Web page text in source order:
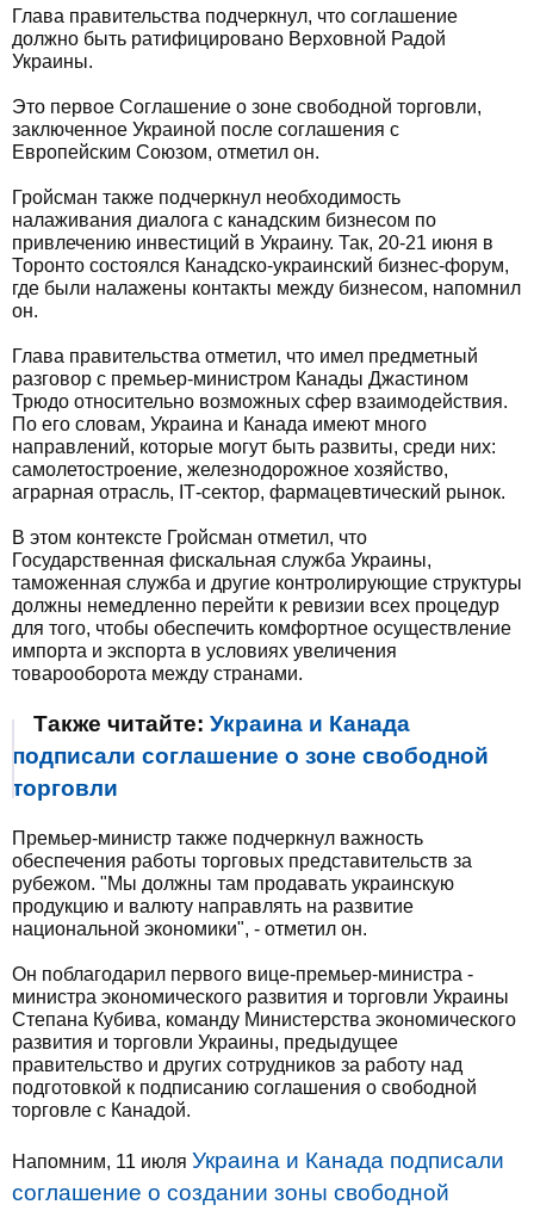
Глава правительства подчеркнул, что соглашение
должно быть ратифицировано Верховной Радой
Украины.
Это первое Соглашение о зоне свободной торговли,
заключенное Украиной после соглашения с
Европейским Союзом, отметил он.
Гройсман также подчеркнул необходимость
налаживания диалога с канадским бизнесом по
привлечению инвестиций в Украину. Так, 20-21 июня в
Торонто состоялся Канадско-украинский бизнес-форум,
где были налажены контакты между бизнесом, напомнил
он.
Глава правительства отметил, что имел предметный
разговор с премьер-министром Канады Джастином
Трюдо относительно возможных сфер взаимодействия.
По его словам, Украина и Канада имеют много
направлений, которые могут быть развиты, среди них:
самолетостроение, железнодорожное хозяйство,
аграрная отрасль, ІТ-сектор, фармацевтический рынок.
В этом контексте Гройсман отметил, что
Государственная фискальная служба Украины,
таможенная служба и другие контролирующие структуры
должны немедленно перейти к ревизии всех процедур
для того, чтобы обеспечить комфортное осуществление
импорта и экспорта в условиях увеличения
товарооборота между странами.
Также читайте: Украина и Канада
подписали соглашение о зоне свободной
торговли
Премьер-министр также подчеркнул важность
обеспечения работы торговых представительств за
рубежом. "Мы должны там продавать украинскую
продукцию и валюту направлять на развитие
национальной экономики", - отметил он.
Он поблагодарил первого вице-премьер-министра -
министра экономического развития и торговли Украины
Степана Кубива, команду Министерства экономического
развития и торговли Украины, предыдущее
правительство и других сотрудников за работу над
подготовкой к подписанию соглашения о свободной
торговле с Канадой.
Напомним, 11 июля Украина и Канада подписали
соглашение о создании зоны свободной